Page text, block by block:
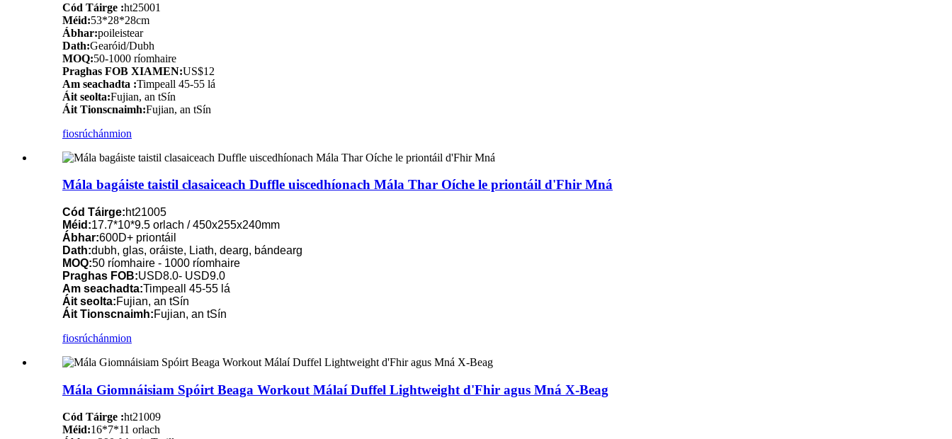
Cód Táirge :ht25001
Méid:53*28*28cm
Ábhar:poileistear
Dath:Gearóid/Dubh
MOQ:50-1000 ríomhaire
Praghas FOB XIAMEN:US$12
Am seachadta :Timpeall 45-55 lá
Áit seolta:Fujian, an tSín
Áit Tionscnaimh:Fujian, an tSín
fiosrúchánmion
Mála bagáiste taistil clasaiceach Duffle uiscedhíonach Mála Thar Oíche le priontáil d'Fhir Mná
Cód Táirge:ht21005
Méid:17.7*10*9.5 orlach / 450x255x240mm
Ábhar:600D+ priontáil
Dath:dubh, glas, oráiste, Liath, dearg, bándearg
MOQ:50 ríomhaire - 1000 ríomhaire
Praghas FOB:USD8.0- USD9.0
Am seachadta:Timpeall 45-55 lá
Áit seolta:Fujian, an tSín
Áit Tionscnaimh:Fujian, an tSín
fiosrúchánmion
Mála Giomnáisiam Spóirt Beaga Workout Málaí Duffel Lightweight d'Fhir agus Mná X-Beag
Cód Táirge :ht21009
Méid:16*7*11 orlach